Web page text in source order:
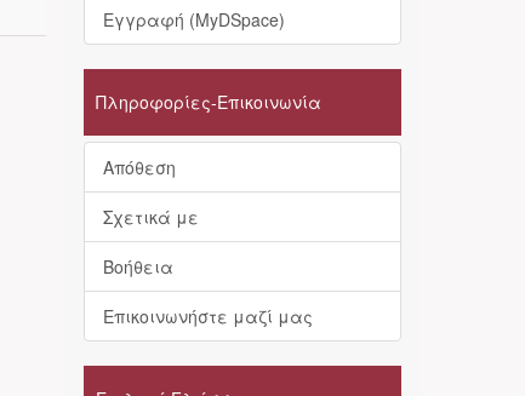
Εγγραφή (MyDSpace)
Πληροφορίες-Επικοινωνία
Απόθεση
Σχετικά με
Βοήθεια
Επικοινωνήστε μαζί μας